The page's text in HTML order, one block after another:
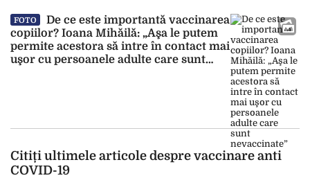
FOTO
De ce este importantă vaccinarea
copiilor? Ioana Mihăilă: „Aşa le putem
permite acestora să intre în contact mai
uşor cu persoanele adulte care sunt
Citiți ultimele articole despre vaccinare anti
COVID-19